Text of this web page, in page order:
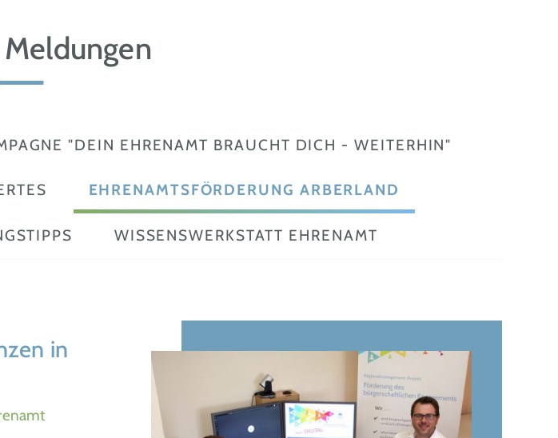
"DEIN EHRENAMT BRAUCHT DICH - WEITERHIN"
EHRENAMTSFÖRDERUNG ARBERLAND
WISSENSWERKSTATT EHRENAMT
in